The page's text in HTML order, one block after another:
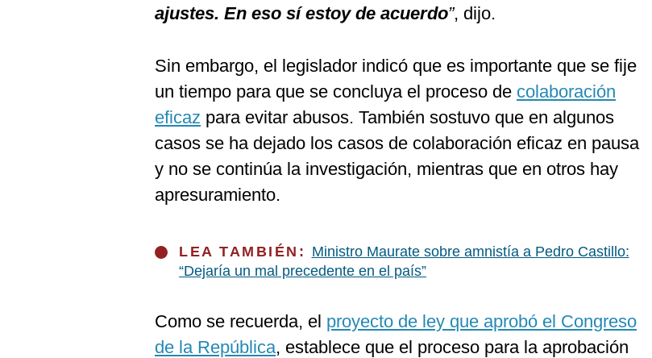
ajustes. En eso sí estoy de acuerdo”, dijo.
Sin embargo, el legislador indicó que es importante que se fije
un tiempo para que se concluya el proceso de colaboración
eficaz para evitar abusos. También sostuvo que en algunos
casos se ha dejado los casos de colaboración eficaz en pausa
y no se continúa la investigación, mientras que en otros hay
apresuramiento.
LEA TAMBIÉN: Ministro Maurate sobre amnistía a Pedro Castillo:
“Dejaría un mal precedente en el país”
Como se recuerda, el proyecto de ley que aprobó el Congreso
de la República, establece que el proceso para la aprobación